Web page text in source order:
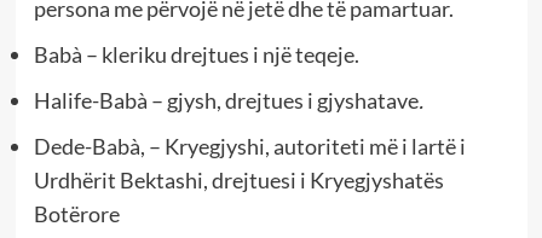
persona me përvojë në jetë dhe të pamartuar.
Babà – kleriku drejtues i një teqeje.
Halife-Babà – gjysh, drejtues i gjyshatave.
Dede-Babà, – Kryegjyshi, autoriteti më i lartë i
Urdhërit Bektashi, drejtuesi i Kryegjyshatës
Botërore